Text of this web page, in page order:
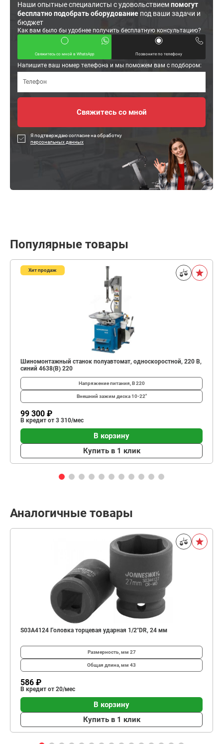
Наши опытные специалисты с удовольствиемпомогут
бесплатно подобрать оборудование под ваши задачи и
бюджет
Как вам было бы удобнее получить бесплатную консультацию?
Свяжитесь со мной в WhatsApp Позвоните по телефону
Напишите ваш номер телефона и мы поможем вам с подбором:
Я подтверждаю согласие на обработку
персональных данных
Популярные товары
Хит продаж
Шиномонтажный станок полуавтомат, односкоростной, 220 В,
синий 4638(B) 220
Напряжение питания, В220
Внешний зажим диска10-22"
99 300 ₽
В кредит от 3 310/мес
В корзину
Купить в 1 клик
Аналогичные товары
S03A4124 Головка торцевая ударная 1/2"DR, 24 мм
Размерность, мм 27
Общая длина, мм 43
586 ₽
В кредит от 20/мес
В корзину
Купить в 1 клик